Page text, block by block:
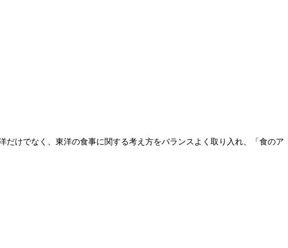
けでなく、東洋の食事に関する考え方をバランスよく取り入れ、「食のア